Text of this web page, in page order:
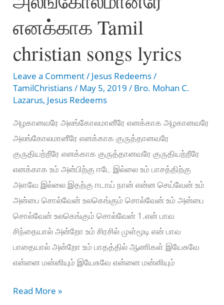
கொண்டாடுவோம்
எனக்காக Tamil
christian songs lyrics
Leave a Comment/ Jesus Redeems/
TamilChristians/ May 5, 2019/ Bro. Mohan C.
Lazarus, Jesus Redeems
அழகானவரே அலங்கோலமானீரே எனக்காக அழகானவரே
அலங்கோலமானீரே எனக்காக குருத்தானவரே
குருதியற்றீரே எனக்காக குருத்தானவரே குருதியற்றீரே
எனக்காக உம் அன்பிற்கு ஈடே இல்லை உம் பாசத்திற்கு
அளவே இல்லை இதற்கு ஈடாய் நான் என்ன செய்வேன் உம்
அன்பை சொல்வேன் உலகெங்கும் சொல்வேன் உம் அன்பை
சொல்வேன் உலகெங்கும் சொல்வேன் 1.என் பாவ
சிந்தையால் அன்றோ உம் சிரசில் முள்மூடி என் பாவ
பாதையால் அன்றோ உம் பாதத்தில் ஆணிகள் இயேசுவே
என்னை மன்னியும் இயேசுவே என்னை மன்னியும்
அழகானவரே
Read More »